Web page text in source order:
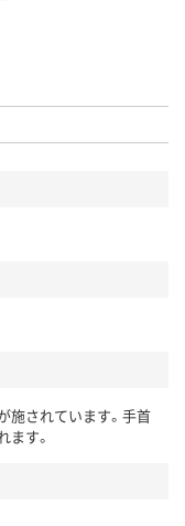
施されています。手首
す。